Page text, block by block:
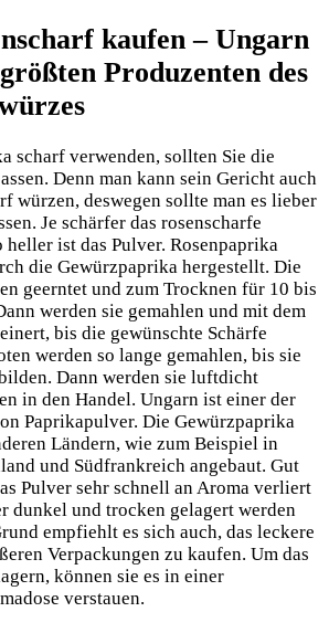
kaufen – Ungarn
Produzenten des
scharf verwenden, sollten Sie die
Denn man kann sein Gericht auch
würzen, deswegen sollte man es lieber
Je schärfer das rosenscharfe
heller ist das Pulver. Rosenpaprika
die Gewürzpaprika hergestellt. Die
geerntet und zum Trocknen für 10 bis
werden sie gemahlen und mit dem
bis die gewünschte Schärfe
werden so lange gemahlen, bis sie
Dann werden sie luftdicht
in den Handel. Ungarn ist einer der
Paprikapulver. Die Gewürzpaprika
Ländern, wie zum Beispiel in
und Südfrankreich angebaut. Gut
Pulver sehr schnell an Aroma verliert
dunkel und trocken gelagert werden
empfiehlt es sich auch, das leckere
Verpackungen zu kaufen. Um das
können sie es in einer
verstauen.